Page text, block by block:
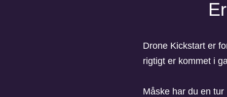
Drone Kickstart er
rigtigt er kommet i
Måske har du en